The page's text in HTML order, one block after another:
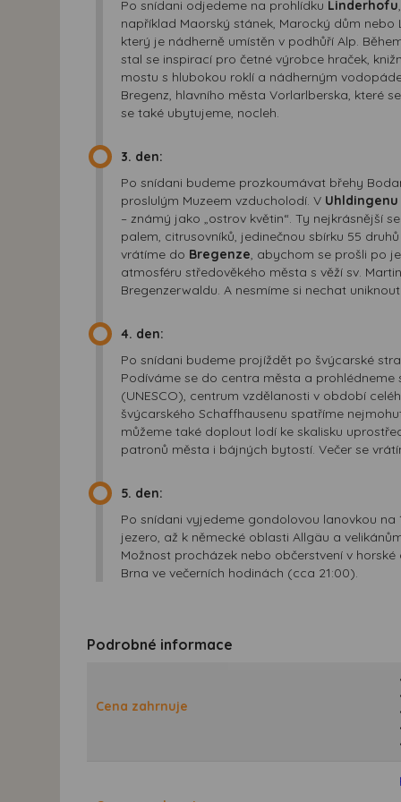
Po snídani odjedeme na prohlídku Linderhofu
například Maorský stánek, Marocký dům
který je nádherně umístěn v podhůří Alp.
stal se inspirací pro četné výrobce hraček,
mostu s hlubokou roklí a nádherným
Bregenz, hlavního města Vorlarlberska, které
se také ubytujeme, nocleh.
3. den:
Po snídani budeme prozkoumávat břehy
proslulým Muzeem vzducholodí. V Uhldingenu
– známý jako „ostrov květin“. Ty nejkrásnější
palem, citrusovníků, jedinečnou sbírku 55
vrátíme do Bregenze, abychom se prošli po
atmosféru středověkého města s věží sv.
Bregenzerwaldu. A nesmíme si nechat
4. den:
Po snídani budeme projíždět po švýcarské
Podíváme se do centra města a prohlédneme
(UNESCO), centrum vzdělanosti v období
švýcarského Schaffhausenu spatříme
můžeme také doplout lodí ke skalisku
patronů města i bájných bytostí. Večer se
5. den:
Po snídani vyjedeme gondolovou lanovkou
jezero, až k německé oblasti Allgäu a
Možnost procházek nebo občerstvení v
Brna ve večerních hodinách (cca 21:00).
Podrobné informace
Cena zahrnuje